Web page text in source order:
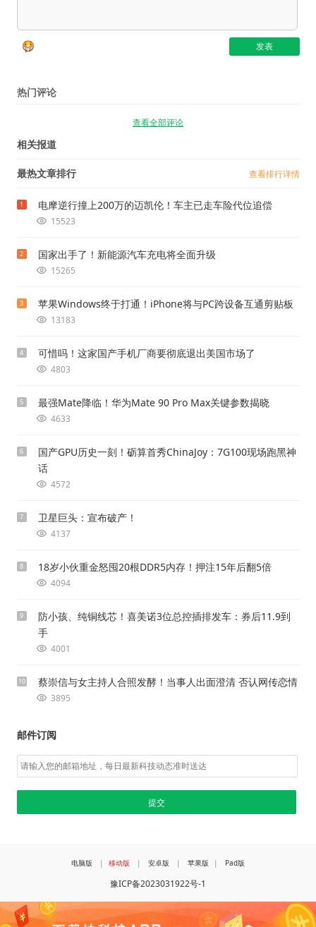
热门评论
查看全部评论
相关报道
最热文章排行 查看排行详情
1 电摩逆行撞上200万的迈凯伦！车主已走车险代位追偿
15523
2 国家出手了！新能源汽车充电将全面升级
15265
3 苹果Windows终于打通！iPhone将与PC跨设备互通剪贴板
13183
4 可惜吗！这家国产手机厂商要彻底退出美国市场了
4803
5 最强Mate降临！华为Mate 90 Pro Max关键参数揭晓
4633
6
国产GPU历史一刻！砺算首秀ChinaJoy：7G100现场跑黑神
话
4572
7 卫星巨头：宣布破产！
4137
8 18岁小伙重金怒囤20根DDR5内存！押注15年后翻5倍
4094
9
防小孩、纯铜线芯！喜美诺3位总控插排发车：券后11.9到
手
4001
10 蔡崇信与女主持人合照发酵！当事人出面澄清 否认网传恋情
3895
邮件订阅
电脑版 | 移动版 | 安卓版 | 苹果版 | Pad版
豫ICP备2023031922号-1